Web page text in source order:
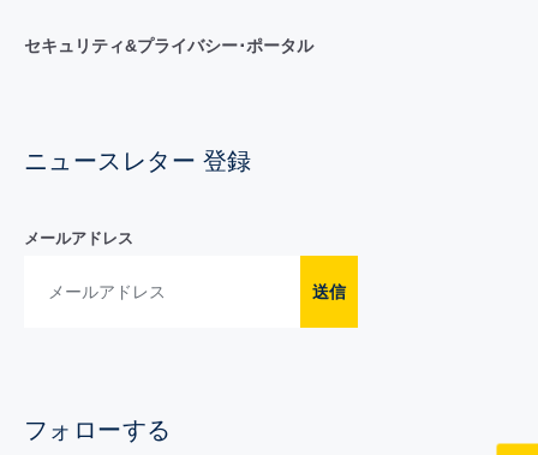
セキュリティ&プライバシー･ポータル
ニュースレター 登録
メールアドレス
送信
フォローする